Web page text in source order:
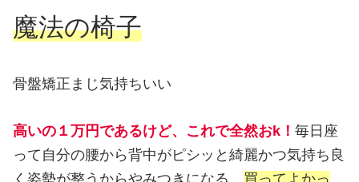
魔法の椅子
骨盤矯正まじ気持ちいい
高いの１万円であるけど、これで全然おk！ 毎日座
って自分の腰から背中がピシッと綺麗かつ気持ち良
く姿勢が整うからやみつきになる、 買ってよかっ